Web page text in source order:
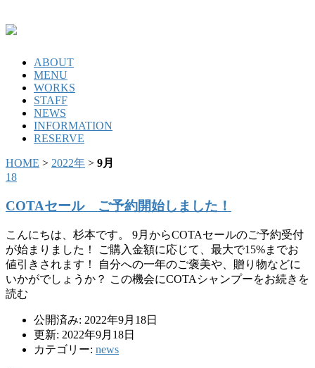
ABOUT
MENU
WORKS
STAFF
NEWS
INFORMATION
RESERVE
HOME > 2022年 > 9月
18
COTAセール ご予約開始しました！
こんにちは、杉本です。 9月からCOTAセールのご予約受付
が始まりました！ ご購入金額に応じて、最大で15%までお
値引きされます！ 自分への一年のご褒美や、贈り物などに
いかがでしょうか？ この機会にCOTAシャンプーをお続きを
読む
公開済み: 2022年9月18日
更新: 2022年9月18日
カテゴリー: news